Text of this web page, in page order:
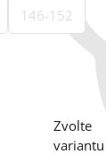
146-152
Zvolte
variantu